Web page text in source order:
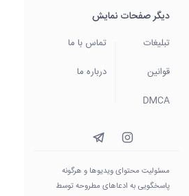
دیگر صفحات نمایش
تبلیغات
تماس با ما
قوانین
درباره ما
DMCA
مسئولیت محتوای ویدیو‌ها و هرگونه
پاسخگویی به ادعاهای مطروحه توسط